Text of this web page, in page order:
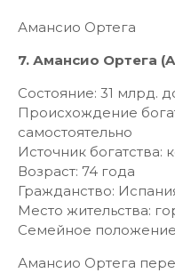
Амансио Ортега
7. Амансио Ортега
Состояние: 31 млрд.
Происхождение
самостоятельно
Источник богатства:
Возраст: 74 года
Гражданство:
Место жительства:
Семейное
Амансио Ортега